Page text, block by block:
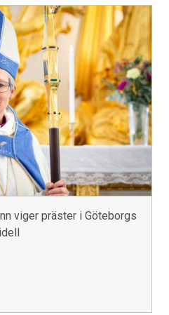
viger präster i Göteborgs